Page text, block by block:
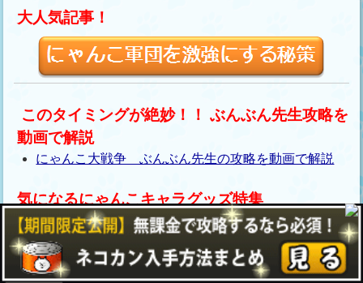
大人気記事！
このタイミングが絶妙！！ ぶんぶん先生攻略を
動画で解説
にゃんこ大戦争 ぶんぶん先生の攻略を動画で解説
気になるにゃんこキャラグッズ特集
キャラクターグッズ特集！筆者オススメの商品！
敵キャラクター